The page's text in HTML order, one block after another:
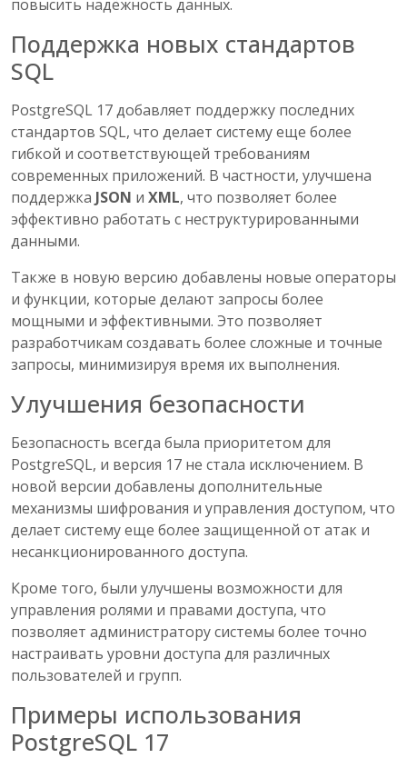
повысить надёжность данных.
Поддержка новых стандартов
SQL
PostgreSQL 17 добавляет поддержку последних
стандартов SQL, что делает систему еще более
гибкой и соответствующей требованиям
современных приложений. В частности, улучшена
поддержка JSON и XML, что позволяет более
эффективно работать с неструктурированными
данными.
Также в новую версию добавлены новые операторы
и функции, которые делают запросы более
мощными и эффективными. Это позволяет
разработчикам создавать более сложные и точные
запросы, минимизируя время их выполнения.
Улучшения безопасности
Безопасность всегда была приоритетом для
PostgreSQL, и версия 17 не стала исключением. В
новой версии добавлены дополнительные
механизмы шифрования и управления доступом, что
делает систему еще более защищенной от атак и
несанкционированного доступа.
Кроме того, были улучшены возможности для
управления ролями и правами доступа, что
позволяет администратору системы более точно
настраивать уровни доступа для различных
пользователей и групп.
Примеры использования
PostgreSQL 17